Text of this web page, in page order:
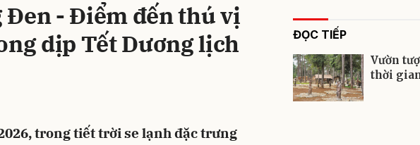
Đen - Điểm đến thú vị
dịp Tết Dương lịch
trong tiết trời se lạnh đặc trưng
ĐỌC TIẾP
Vườn
thời
Gửi